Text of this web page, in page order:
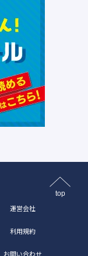
top
運営会社
利用規約
お問い合わせ